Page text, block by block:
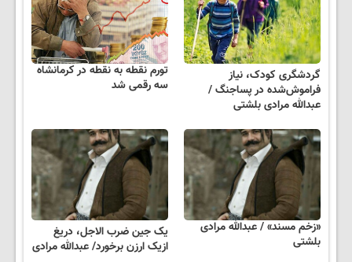
گردشگری کودک، نیاز
فراموش‌شده در پساجنگ /
عبدالله مرادی بلشتی
تورم نقطه به نقطه در کرمانشاه
سه رقمی شد
«زخم مسند» / عبدالله مرادی
بلشتی
یک‌ جین ضرب‌ الاجل، دریغ
ازیک ارزن برخورد/ عبدالله مرادی